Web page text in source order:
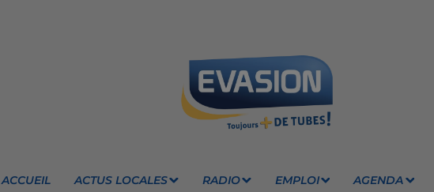
ACCUEIL ACTUS LOCALES RADIO EMPLOI AGENDA